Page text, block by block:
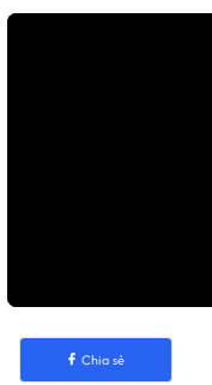
Chia sẻ